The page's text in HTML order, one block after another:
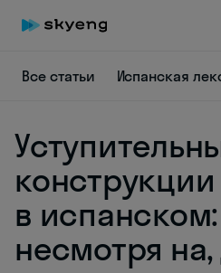
Все статьи Испанская
конструкции
в испанском:
несмотря
online